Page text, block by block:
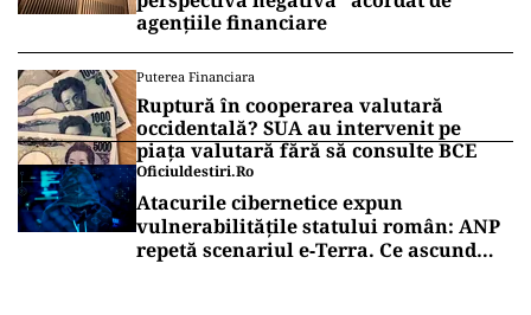
agențiile financiare
Puterea Financiara
Ruptură în cooperarea valutară
occidentală? SUA au intervenit pe
piața valutară fără să consulte BCE
Oficiuldestiri.ro
Atacurile cibernetice expun
vulnerabilitățile statului român: ANP
repetă scenariul e‑Terra. Ce ascund